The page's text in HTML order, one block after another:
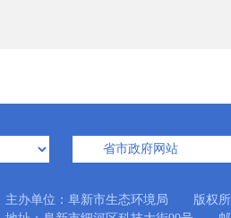
主办单位：阜新市生态环境局 版权所